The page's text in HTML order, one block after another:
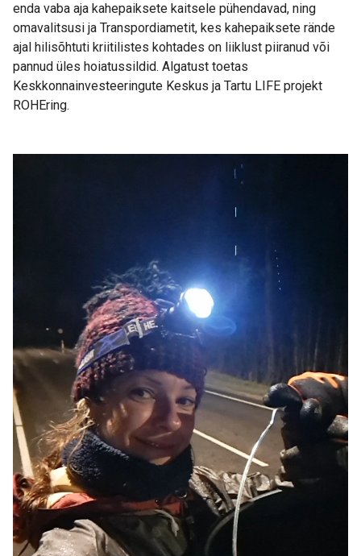
enda vaba aja kahepaiksete kaitsele pühendavad, ning
omavalitsusi ja Transpordiametit, kes kahepaiksete rände
ajal hilisõhtuti kriitilistes kohtades on liiklust piiranud või
pannud üles hoiatussildid. Algatust toetas
Keskkonnainvesteeringute Keskus ja Tartu LIFE projekt
ROHEring.